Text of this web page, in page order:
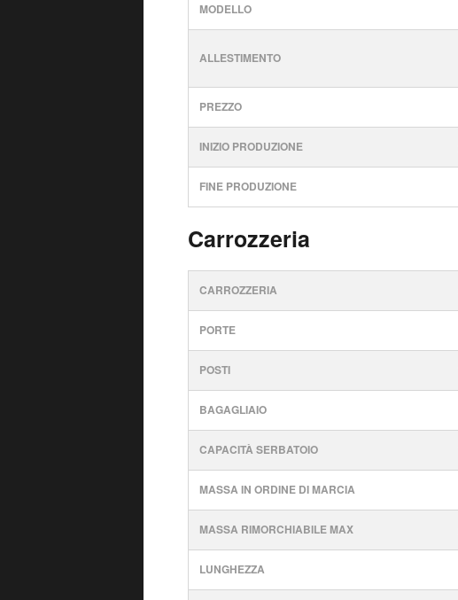
MODELLO
ALLESTIMENTO
PREZZO
INIZIO PRODUZIONE
FINE PRODUZIONE
Carrozzeria
CARROZZERIA
PORTE
POSTI
BAGAGLIAIO
CAPACITÀ SERBATOIO
MASSA IN ORDINE DI MARCIA
MASSA RIMORCHIABILE MAX
LUNGHEZZA